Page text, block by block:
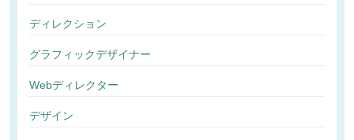
ディレクション
グラフィックデザイナー
Webディレクター
デザイン